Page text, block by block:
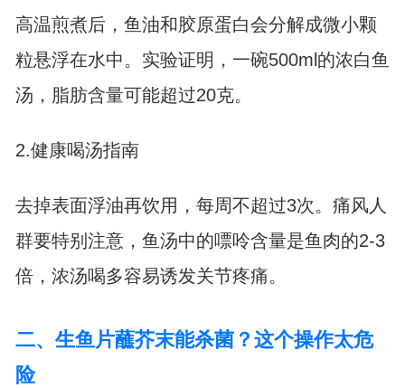
高温煎煮后，鱼油和胶原蛋白会分解成微小颗
粒悬浮在水中。实验证明，一碗500ml的浓白鱼
汤，脂肪含量可能超过20克。
2.健康喝汤指南
去掉表面浮油再饮用，每周不超过3次。痛风人
群要特别注意，鱼汤中的嘌呤含量是鱼肉的2-3
倍，浓汤喝多容易诱发关节疼痛。
二、生鱼片蘸芥末能杀菌？这个操作太危
险